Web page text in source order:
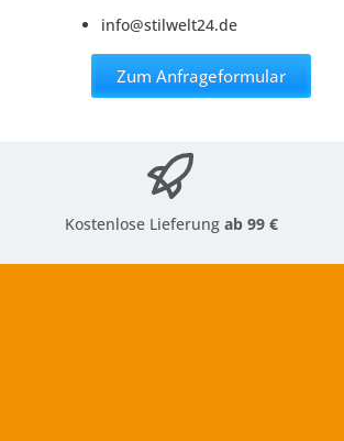
info@stilwelt24.de
Zum Anfrageformular
Kostenlose Lieferungab 99 €